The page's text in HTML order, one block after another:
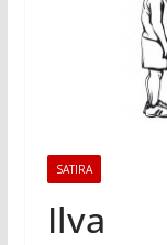
SATIRA
Ilva